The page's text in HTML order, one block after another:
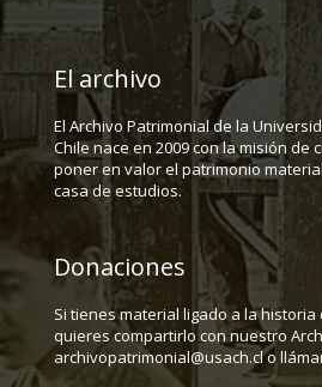
El archivo
El Archivo Patrimonial de la
Chile nace en 2009 con la misión de
poner en valor el patrimonio
casa de estudios.
Donaciones
Si tienes material ligado a la
quieres compartirlo con nuestro
archivopatrimonial@usach.cl o